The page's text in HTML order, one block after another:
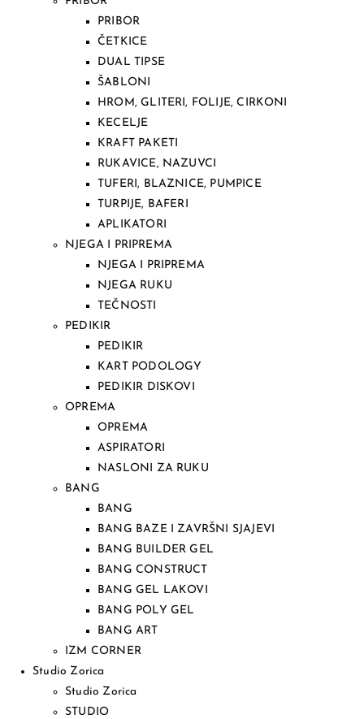
PRIBOR
ČETKICE
DUAL TIPSE
ŠABLONI
HROM, GLITERI, FOLIJE, CIRKONI
KECELJE
KRAFT PAKETI
RUKAVICE, NAZUVCI
TUFERI, BLAZNICE, PUMPICE
TURPIJE, BAFERI
APLIKATORI
NJEGA I PRIPREMA
NJEGA I PRIPREMA
NJEGA RUKU
TEČNOSTI
PEDIKIR
PEDIKIR
KART PODOLOGY
PEDIKIR DISKOVI
OPREMA
OPREMA
ASPIRATORI
NASLONI ZA RUKU
BANG
BANG
BANG BAZE I ZAVRŠNI SJAJEVI
BANG BUILDER GEL
BANG CONSTRUCT
BANG GEL LAKOVI
BANG POLY GEL
BANG ART
IZM CORNER
Studio Zorica
Studio Zorica
STUDIO